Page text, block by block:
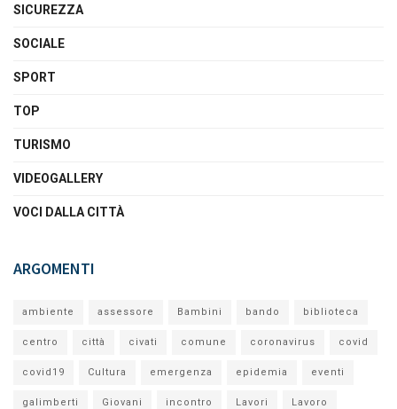
SICUREZZA
SOCIALE
SPORT
TOP
TURISMO
VIDEOGALLERY
VOCI DALLA CITTÀ
ARGOMENTI
ambiente assessore Bambini bando biblioteca
centro città civati comune coronavirus covid
covid19 Cultura emergenza epidemia eventi
galimberti Giovani incontro Lavori Lavoro